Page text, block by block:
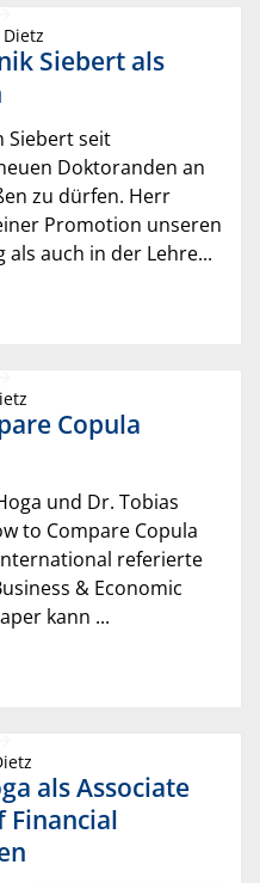
Dietz
Siebert als
Siebert seit
Doktoranden an
zu dürfen. Herr
Promotion unseren
auch in der Lehre...
Copula
und Dr. Tobias
to Compare Copula
referierte
& Economic
kann ...
als Associate
Financial